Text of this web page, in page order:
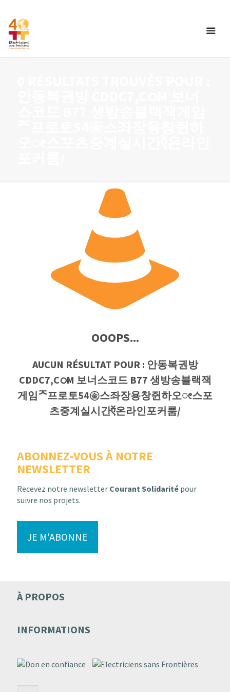
OOOPS...
AUCUN RÉSULTAT POUR : 안동복권방
CDDC7,CഠM 보너스코드 B77 생방송블랙잭
게임ᄌ프로토54㊎스좌장용창쥔하오ೕ스포
츠중계실시간ऍ온라인포커룸/
ABONNEZ-VOUS À NOTRE
NEWSLETTER
Recevez notre newsletter Courant Solidarité pour
suivre nos projets.
JE M'ABONNE
À PROPOS
INFORMATIONS